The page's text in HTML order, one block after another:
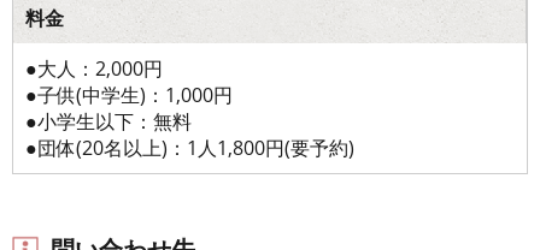
料金
●大人：2,000円
●子供(中学生)：1,000円
●小学生以下：無料
●団体(20名以上)：1人1,800円(要予約)